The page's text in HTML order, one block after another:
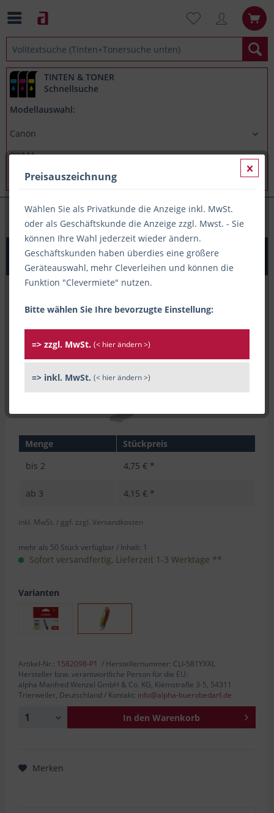
TINTEN & TONER
Schnellsuche
Modellauswahl:
Canon PIXMA TS8350
Printation Tinte ersetzt Canon CLI-581YXXL, ca. 830 S.,
gelb
Menge
Stückpreis
bis 2 4,75 € *
ab 3 4,15 € *
inkl. MwSt. / ggf. zzgl. Versandkosten
mehr als 50 Stück verfügbar / Inhalt: 1
Sofort versandfertig, Lieferzeit 1-3 Werktage **
Varianten
Artikel-Nr.: 1582098-P1 / Herstellernummer: CLI-581YXXL
Hersteller bzw. verantwortliche Person für die EU:
alpha Manfred Wenzel GmbH & Co. KG, Kiemstraße 3-5, 54311
Trierweiler, Deutschland / Kontakt: info@alpha-buerobedarf.de
In den Warenkorb
Merken
Preisauszeichnung
Wählen Sie als Privatkunde die Anzeige inkl. MwSt.
oder als Geschäftskunde die Anzeige zzgl. Mwst. - Sie
können Ihre Wahl jederzeit wieder ändern.
Geschäftskunden haben überdies eine größere
Geräteauswahl, mehr Cleverleihen und können die
Funktion "Clevermiete" nutzen.
Bitte wählen Sie Ihre bevorzugte Einstellung:
=> zzgl. MwSt. (< hier ändern >)
=> inkl. MwSt. (< hier ändern >)